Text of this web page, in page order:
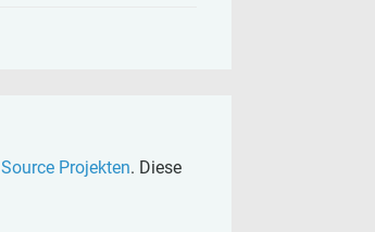
Projekten. Diese